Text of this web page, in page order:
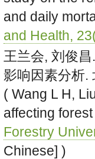
and daily
and Health,
王兰会, 刘俊
影响因素分析.
( Wang L H,
affecting
Forestry
Chinese] )